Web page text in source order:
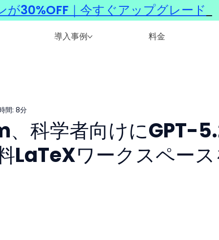
導入事例 料金
科学者向けにGPT-
LaTeXワークスペー
間: 8分
30%OFF｜今すぐアップグレード